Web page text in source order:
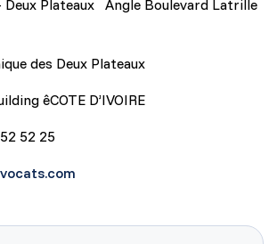
Deux Plateaux Angle Boulevard Latrille
des Deux Plateaux
êCOTE D’IVOIRE
52 25